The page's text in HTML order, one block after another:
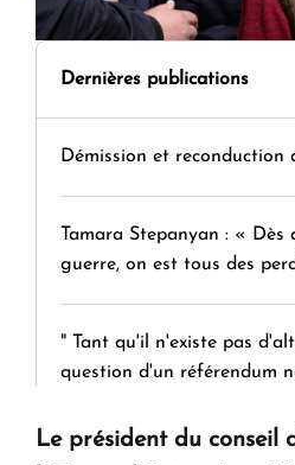
Dernières publications
Démission et reconduction
Tamara Stepanyan : « Dès
guerre, on est tous des
" Tant qu'il n'existe pas
question d'un référendum
KASA : 30 ans d'audace,
Le président du conseil